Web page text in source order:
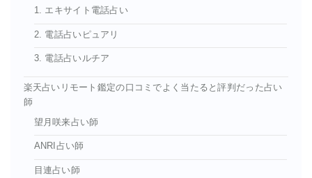
1. エキサイト電話占い
2. 電話占いピュアリ
3. 電話占いルチア
楽天占いリモート鑑定の口コミでよく当たると評判だった占い
師
望月咲来占い師
ANRI占い師
目連占い師